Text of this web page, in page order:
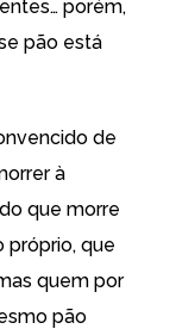
porém,
pão está
de
à
que morre
próprio, que
quem por
pão